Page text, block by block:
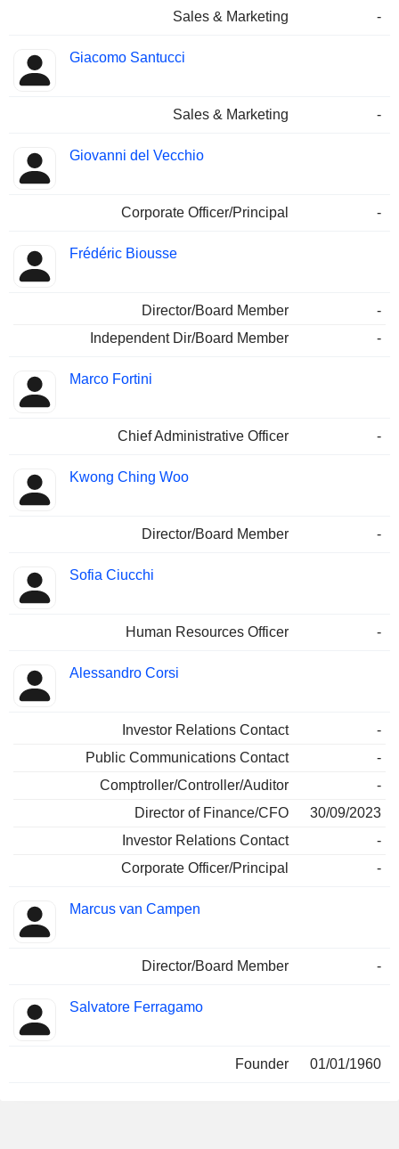
Sales & Marketing -
Giacomo Santucci
Sales & Marketing -
Giovanni del Vecchio
Corporate Officer/Principal -
Frédéric Biousse
Director/Board Member
-
Independent Dir/Board Member
-
Marco Fortini
Chief Administrative Officer -
Kwong Ching Woo
Director/Board Member -
Sofia Ciucchi
Human Resources Officer -
Alessandro Corsi
Investor Relations Contact
-
Public Communications Contact
-
Comptroller/Controller/Auditor
-
Director of Finance/CFO
30/09/2023
Investor Relations Contact
-
Corporate Officer/Principal
-
Marcus van Campen
Director/Board Member -
Salvatore Ferragamo
Founder 01/01/1960